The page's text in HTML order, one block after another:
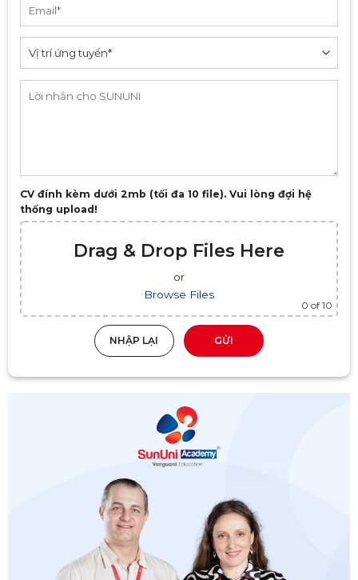
CV đính kèm dưới 2mb (tối đa 10 file). Vui lòng đợi hệ
thống upload!
Drag & Drop Files Here
or
Browse Files
0 of 10